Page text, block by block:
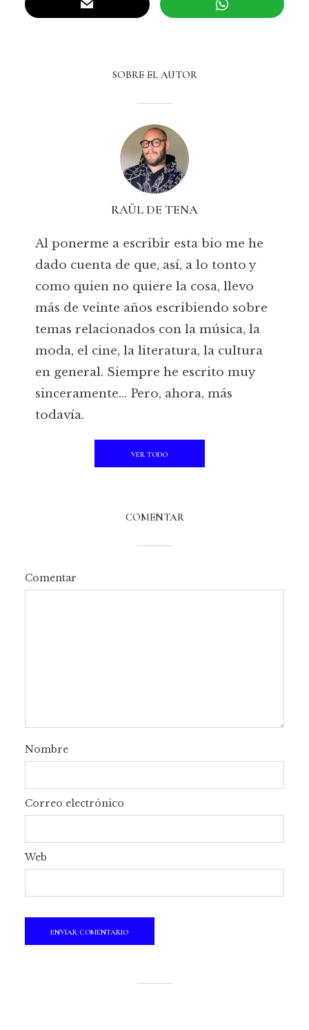
GINSENG-PORTADA
Raül De Tena
6 de febrero de 2025
1 Min Lectura
SOBRE EL AUTOR
RAÜL DE TENA
Al ponerme a escribir esta bio me he
dado cuenta de que, así, a lo tonto y
como quien no quiere la cosa, llevo
más de veinte años escribiendo sobre
temas relacionados con la música, la
moda, el cine, la literatura, la cultura
en general. Siempre he escrito muy
sinceramente... Pero, ahora, más
todavía.
VER TODO
COMENTAR
Comentar
Nombre
Correo electrónico
Web